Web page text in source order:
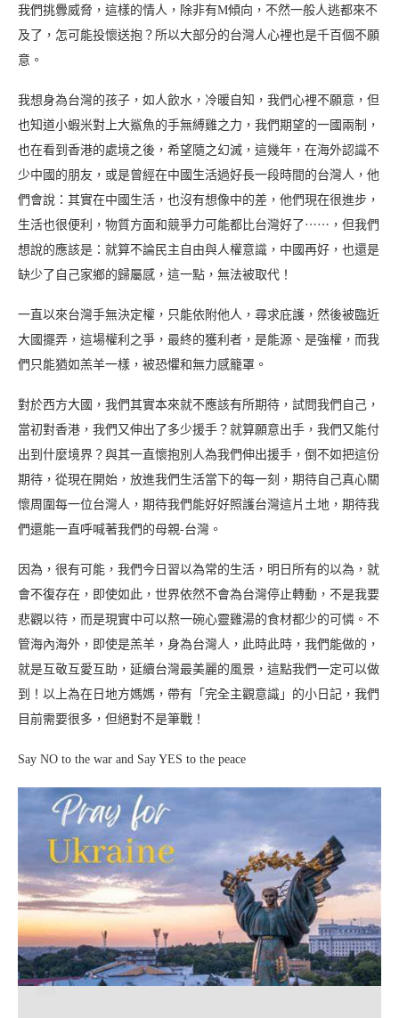
我們挑釁威脅，這樣的情人，除非有M傾向，不然一般人逃都來不
及了，怎可能投懷送抱？所以大部分的台灣人心裡也是千百個不願
意。
我想身為台灣的孩子，如人飲水，冷暖自知，我們心裡不願意，但
也知道小蝦米對上大鯊魚的手無縛雞之力，我們期望的一國兩制，
也在看到香港的處境之後，希望隨之幻滅，這幾年，在海外認識不
少中國的朋友，或是曾經在中國生活過好長一段時間的台灣人，他
們會說：其實在中國生活，也沒有想像中的差，他們現在很進步，
生活也很便利，物質方面和競爭力可能都比台灣好了⋯⋯，但我們
想說的應該是：就算不論民主自由與人權意識，中國再好，也還是
缺少了自己家鄉的歸屬感，這一點，無法被取代！
一直以來台灣手無決定權，只能依附他人，尋求庇護，然後被臨近
大國擺弄，這場權利之爭，最終的獲利者，是能源、是強權，而我
們只能猶如羔羊一樣，被恐懼和無力感籠罩。
對於西方大國，我們其實本來就不應該有所期待，試問我們自己，
當初對香港，我們又伸出了多少援手？就算願意出手，我們又能付
出到什麼境界？與其一直懷抱別人為我們伸出援手，倒不如把這份
期待，從現在開始，放進我們生活當下的每一刻，期待自己真心關
懷周圍每一位台灣人，期待我們能好好照護台灣這片土地，期待我
們還能一直呼喊著我們的母親-台灣。
因為，很有可能，我們今日習以為常的生活，明日所有的以為，就
會不復存在，即使如此，世界依然不會為台灣停止轉動，不是我要
悲觀以待，而是現實中可以熬一碗心靈雞湯的食材都少的可憐。不
管海內海外，即使是羔羊，身為台灣人，此時此時，我們能做的，
就是互敬互愛互助，延續台灣最美麗的風景，這點我們一定可以做
到！以上為在日地方媽媽，帶有「完全主觀意識」的小日記，我們
目前需要很多，但絕對不是筆戰！
Say NO to the war and Say YES to the peace